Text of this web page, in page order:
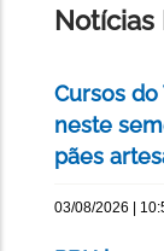
Notícias
Cursos
neste
pães
03/08/2026 |